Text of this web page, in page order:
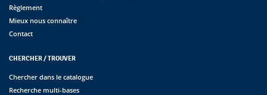
Règlement
Mieux nous connaître
Contact
CHERCHER / TROUVER
Chercher dans le catalogue
Recherche multi-bases